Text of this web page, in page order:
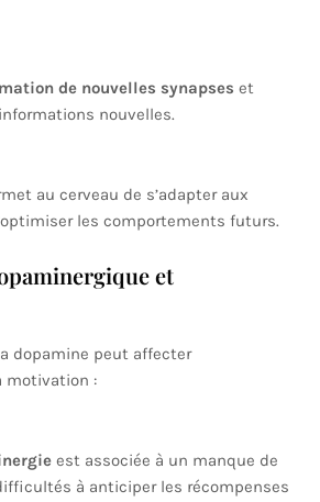
de nouvelles synapses et
nouvelles.
au cerveau de s’adapter aux
les comportements futurs.
et
dopamine peut affecter
motivation :
est associée à un manque de
à anticiper les récompenses